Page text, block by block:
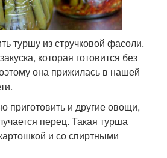
туршу из стручковой фасоли.
которая готовится без
она прижилась в нашей
приготовить и другие овощи,
перец. Такая турша
и со спиртными